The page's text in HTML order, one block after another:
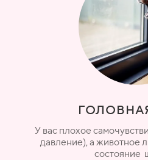
У вас плохое
давление), а животное
состояние